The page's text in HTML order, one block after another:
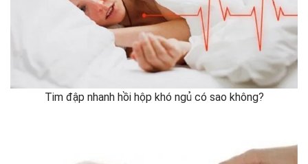
Tim đập nhanh hồi hộp khó ngủ có sao không?